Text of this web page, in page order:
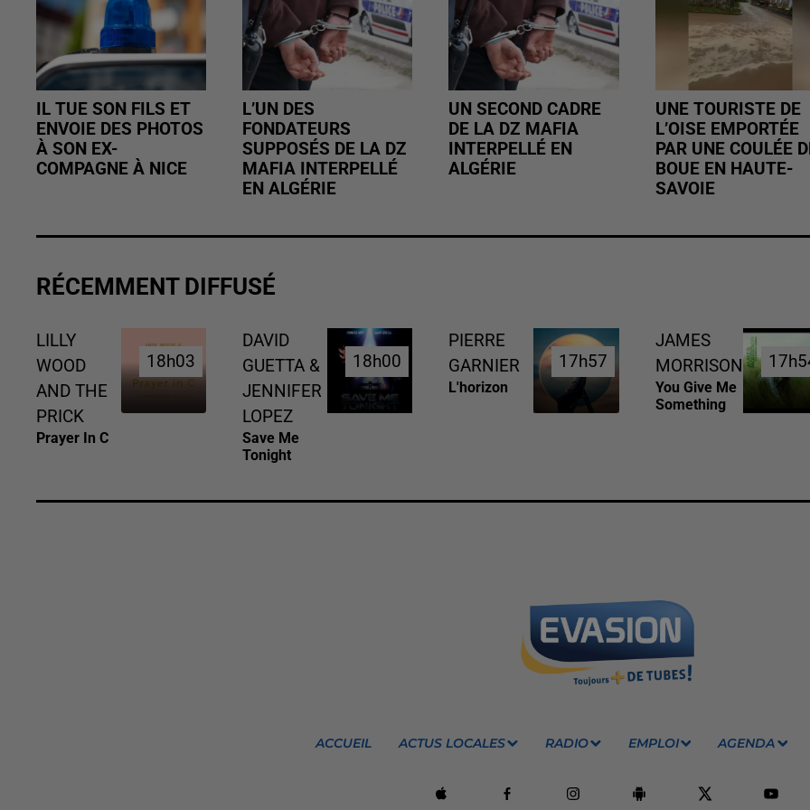
IL TUE SON FILS ET
ENVOIE DES PHOTOS
À SON EX-
COMPAGNE À NICE
L’UN DES
FONDATEURS
SUPPOSÉS DE LA DZ
MAFIA INTERPELLÉ
EN ALGÉRIE
UN SECOND CADRE
DE LA DZ MAFIA
INTERPELLÉ EN
ALGÉRIE
UNE TOURISTE DE
L’OISE EMPORTÉE
PAR UNE COULÉE
BOUE EN HAUTE-
SAVOIE
RÉCEMMENT DIFFUSÉ
LILLY
WOOD
AND THE
PRICK
Prayer In C
18h03
18h03
DAVID
GUETTA &
JENNIFER
LOPEZ
Save Me
Tonight
18h00
18h00
PIERRE
GARNIER
L'horizon
17h57
17h57
JAMES
MORRISON
You Give Me
Something
ACCUEIL ACTUS LOCALES RADIO EMPLOI AGENDA